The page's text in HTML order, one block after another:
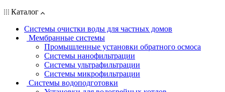
Каталог
Системы очистки воды для частных домов
Мембранные системы
Промышленные установки обратного осмоса
Системы нанофильтрации
Системы ультрафильтрации
Системы микрофильтрации
Системы водоподготовки